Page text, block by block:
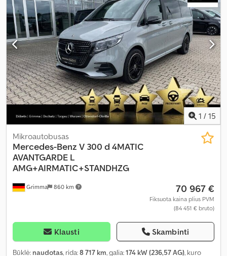
1 / 15
Grimma 860 km
Mikroautobusas
Mercedes-Benz V 300 d 4MATIC
AVANTGARDE L
AMG+AIRMATIC+STANDHZG
70 967 €
Fiksuota kaina plius PVM
(84 451 € bruto)
Klausti Skambinti
Būklė: naudotas, rida:8 717 km, galia:174 kW (236,57 AG), kuro